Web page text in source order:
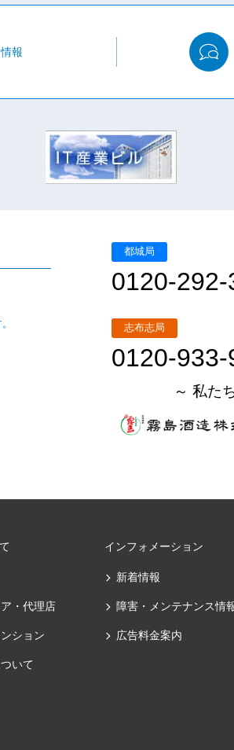
報
都城局
0120-292-
志布志局
0120-933-
～ 私た
・代理店
ション
いて
インフォメーション
新着情報
障害・メンテナンス情
広告料金案内